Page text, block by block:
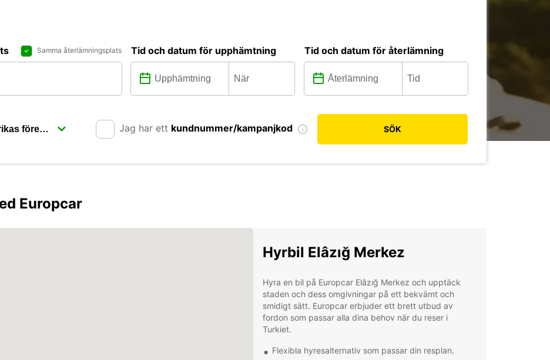
Samma återlämningsplats Tid och datum för upphämtning Tid och datum för återlämning
Jag har ett kundnummer/kampanjkod SÖK
Europcar
Hyrbil Elâzığ Merkez
Hyra en bil på Europcar Elâzığ Merkez och upptäck
staden och dess omgivningar på ett bekvämt och
smidigt sätt. Europcar erbjuder ett brett utbud av
fordon som passar alla dina behov när du reser i
Turkiet.
Flexibla hyresalternativ som passar din resplan.